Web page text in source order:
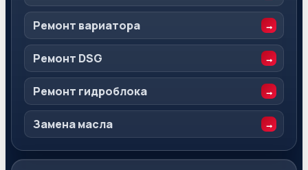
Ремонт вариатора
Ремонт DSG
Ремонт гидроблока
Замена масла